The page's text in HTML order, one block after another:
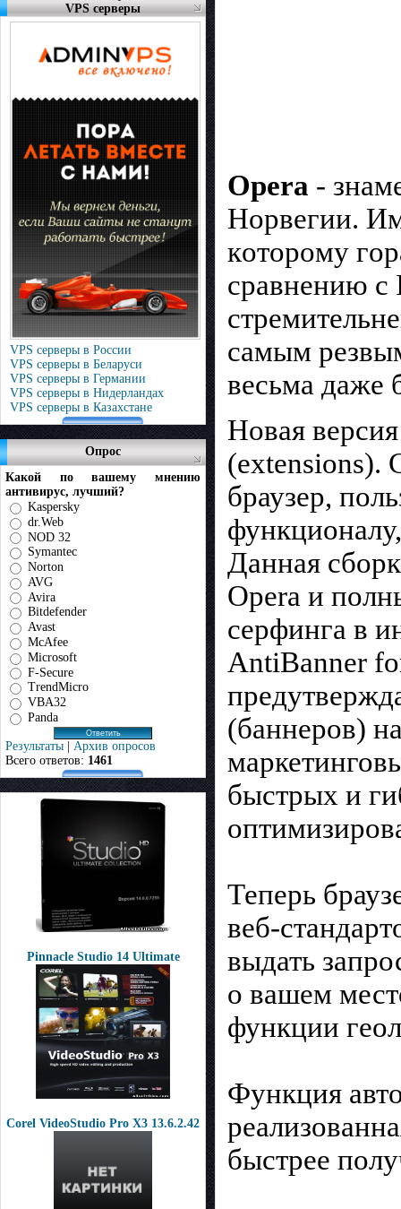
VPS серверы
VPS серверы в России
VPS серверы в Беларуси
VPS серверы в Германии
VPS серверы в Нидерландах
VPS серверы в Казахстане
Опрос
Какой по вашему мнению
антивирус, лучший?
Kaspersky
dr.Web
NOD 32
Symantec
Norton
AVG
Avira
Bitdefender
Avast
McAfee
Microsoft
F-Secure
TrendMicro
VBA32
Panda
Результаты | Архив опросов
Всего ответов: 1461
Pinnacle Studio 14 Ultimate
Corel VideoStudio Pro X3 13.6.2.42
Opera -
Нopвeгии.
кoтopoмy
сравнению с
caмым
вecьмa даже
Новая
(extensions).
браузер,
Данная
Opera и
серфинга в
AntiBanner
(баннеров)
быстрых и
Теперь
веб-
выдать
о вашем
функции
Функция
быстрее